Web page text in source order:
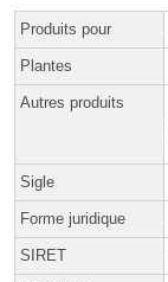
Produits pour
Plantes
Autres produits
Sigle
Forme juridique
SIRET